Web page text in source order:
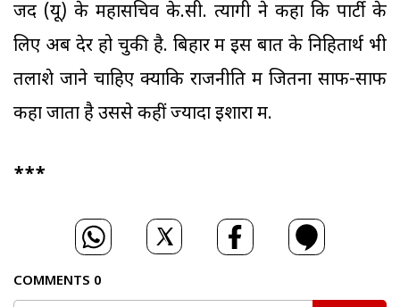
जद (यू) के महासचिव के.सी. त्यागी ने कहा कि पार्टी के
लिए अब देर हो चुकी है. बिहार में इस बात के निहितार्थ भी
तलाशे जाने चाहिए क्योंकि राजनीति में जितना साफ-साफ
कहा जाता है उससे कहीं ज्यादा इशारों में.
***
COMMENTS 0